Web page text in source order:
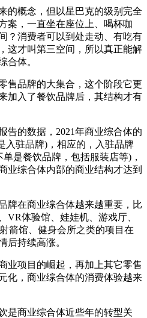
的概念，但以星巴克的级别完全
案，一直坐在座位上、喝杯咖
？消费者可以到处走动、有吃有
这才叫第三空间，所以真正能解
合体。
售品牌的大集合，这个阶段它更
加入了餐饮品牌后，其结构才有
告的数据，2021年商业综合体的
入驻品牌)，相应的，入驻品牌
是餐饮品牌，包括服装店等)，
业综合体内部的商业结构才达到
牌在商业综合体越来越重要，比
VR体验馆、娃娃机、游戏厅、
箭馆、健身会所之类的项目在
后持续高涨。
业项目的崛起，再加上其它零售
化，商业综合体的消费体验越来
是商业综合体近些年的转型关